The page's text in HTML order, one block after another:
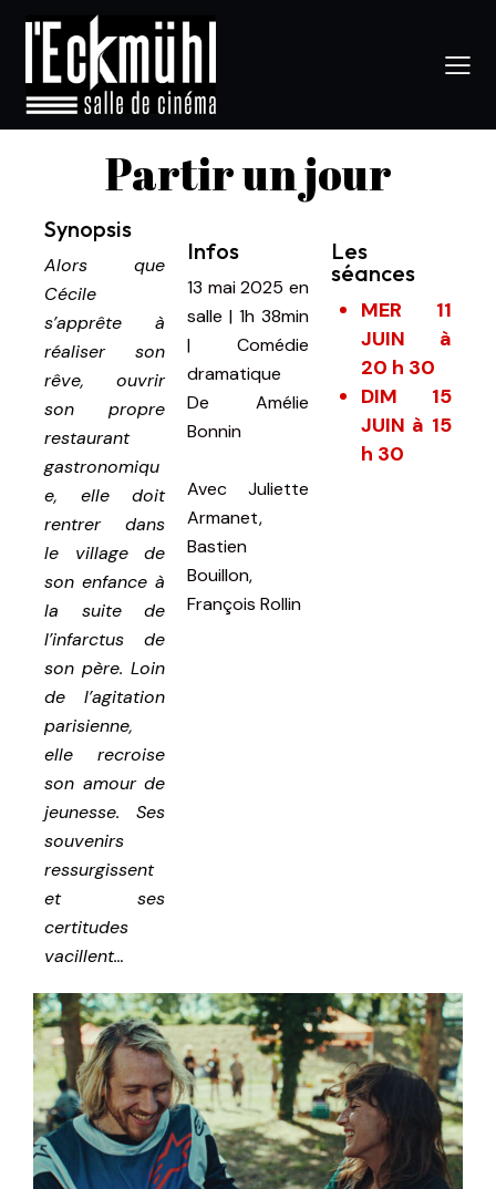
Partir un jour
Synopsis
Alors que
Cécile
s’apprête à
réaliser son
rêve, ouvrir
son propre
restaurant
gastronomiqu
e, elle doit
rentrer dans
le village de
son enfance à
la suite de
l’infarctus de
son père. Loin
de l’agitation
parisienne,
elle recroise
son amour de
jeunesse. Ses
souvenirs
ressurgissent
et ses
certitudes
vacillent…
Infos
13 mai 2025 en
salle| 1h 38min
| Comédie
dramatique
De Amélie
Bonnin
Avec Juliette
Armanet,
Bastien
Bouillon,
François Rollin
Les
séances
MER 11
JUIN à
20 h 30
DIM 15
JUIN à 15
h 30